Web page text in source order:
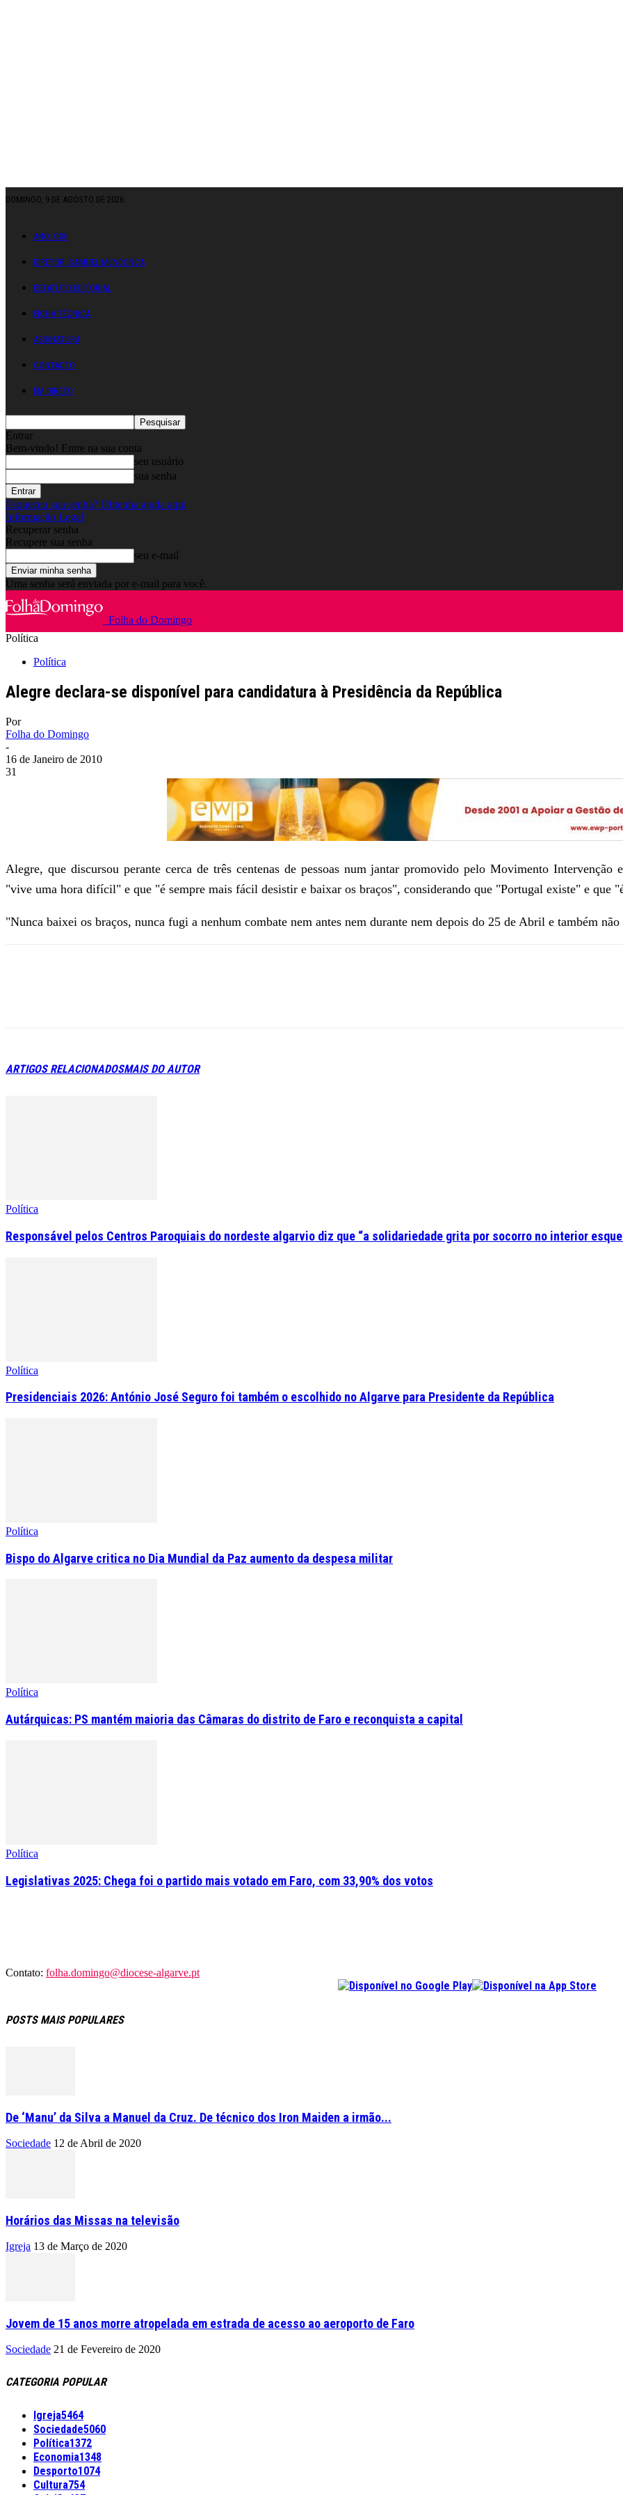
DOMINGO, 9 DE AGOSTO DE 2026
ANO: CXII
DIRETOR: SAMUEL MENDONÇA
ESTATUTO EDITORIAL
FICHA TÉCNICA
ASSINATURA
CONTACTO
EM DIRETO
Entrar
Bem-vindo! Entre na sua conta
seu usuário
sua senha
Esqueceu sua senha? Obtenha ajuda aqui
Informação Legal
Recuperar senha
Recupere sua senha
seu e-mail
Uma senha será enviada por e-mail para você.
Folha do Domingo
Política
Política
Alegre declara-se disponível para candidatura à Presidência da República
Por
Folha do Domingo
-
16 de Janeiro de 2010
31
Alegre, que discursou perante cerca de três centenas de pessoas num jantar promovido pelo Movimento
"vive uma hora difícil" e que "é sempre mais fácil desistir e baixar os braços", considerando que "Portugal existe" e que
"Nunca baixei os braços, nunca fugi a nenhum combate nem antes nem durante nem depois do 25 de Abril e também
ARTIGOS RELACIONADOSMAIS DO AUTOR
Política
Responsável pelos Centros Paroquiais do nordeste algarvio diz que “a solidariedade grita por socorro no interior
Política
Presidenciais 2026: António José Seguro foi também o escolhido no Algarve para Presidente da República
Política
Bispo do Algarve critica no Dia Mundial da Paz aumento da despesa militar
Política
Autárquicas: PS mantém maioria das Câmaras do distrito de Faro e reconquista a capital
Política
Legislativas 2025: Chega foi o partido mais votado em Faro, com 33,90% dos votos
Contato: folha.domingo@diocese-algarve.pt
POSTS MAIS POPULARES
De ‘Manu’ da Silva a Manuel da Cruz. De técnico dos Iron Maiden a irmão...
Sociedade 12 de Abril de 2020
Horários das Missas na televisão
Igreja 13 de Março de 2020
Jovem de 15 anos morre atropelada em estrada de acesso ao aeroporto de Faro
Sociedade 21 de Fevereiro de 2020
CATEGORIA POPULAR
Igreja5464
Sociedade5060
Política1372
Economia1348
Desporto1074
Cultura754